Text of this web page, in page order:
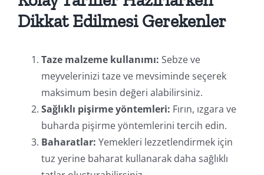
Dikkat Edilmesi Gerekenler
Taze malzeme kullanımı: Sebze ve
meyvelerinizi taze ve mevsiminde seçerek
maksimum besin değeri alabilirsiniz.
Sağlıklı pişirme yöntemleri: Fırın, ızgara ve
buharda pişirme yöntemlerini tercih edin.
Baharatlar: Yemekleri lezzetlendirmek için
tuz yerine baharat kullanarak daha sağlıklı